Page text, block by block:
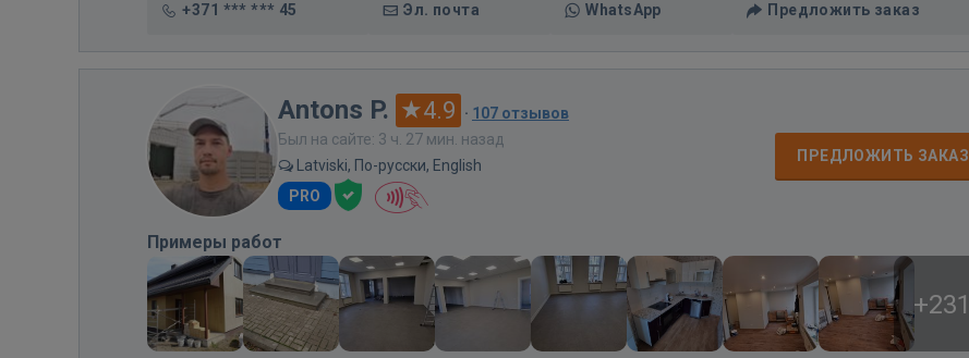
+371 *** *** 45 Эл. почта WhatsApp Предложить заказ
Antons P. 4.9 · 107 отзывов
Был на сайте: 3 ч. 27 мин. назад
Latviski, По-русски, English
PRO
ПРЕДЛОЖИТЬ ЗАКАЗ
Примеры работ
+231